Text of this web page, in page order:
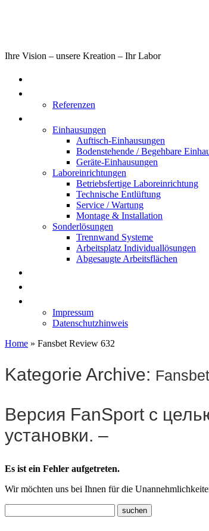
Ihre Vision – unsere Kreation – Ihr Labor
Referenzen
Einhausungen
Auftisch-Einhausungen
Bodenstehende / Begehbare
Geräte-Einhausungen
Laboreinrichtungen
Betriebsfertige Laboreinrichtung
Technische Entlüftung
Service / Wartung
Montage & Installation
Sonderlösungen
Trennwand Systeme
Arbeitsplatz Individuallösungen
Abgesaugte Arbeitsflächen
Impressum
Datenschutzhinweis
Home » Fansbet Review 632
Kategorie Archive:
Версия FanSport с
установки. –
Es ist ein Fehler aufgetreten.
Wir möchten uns bei Ihnen für die